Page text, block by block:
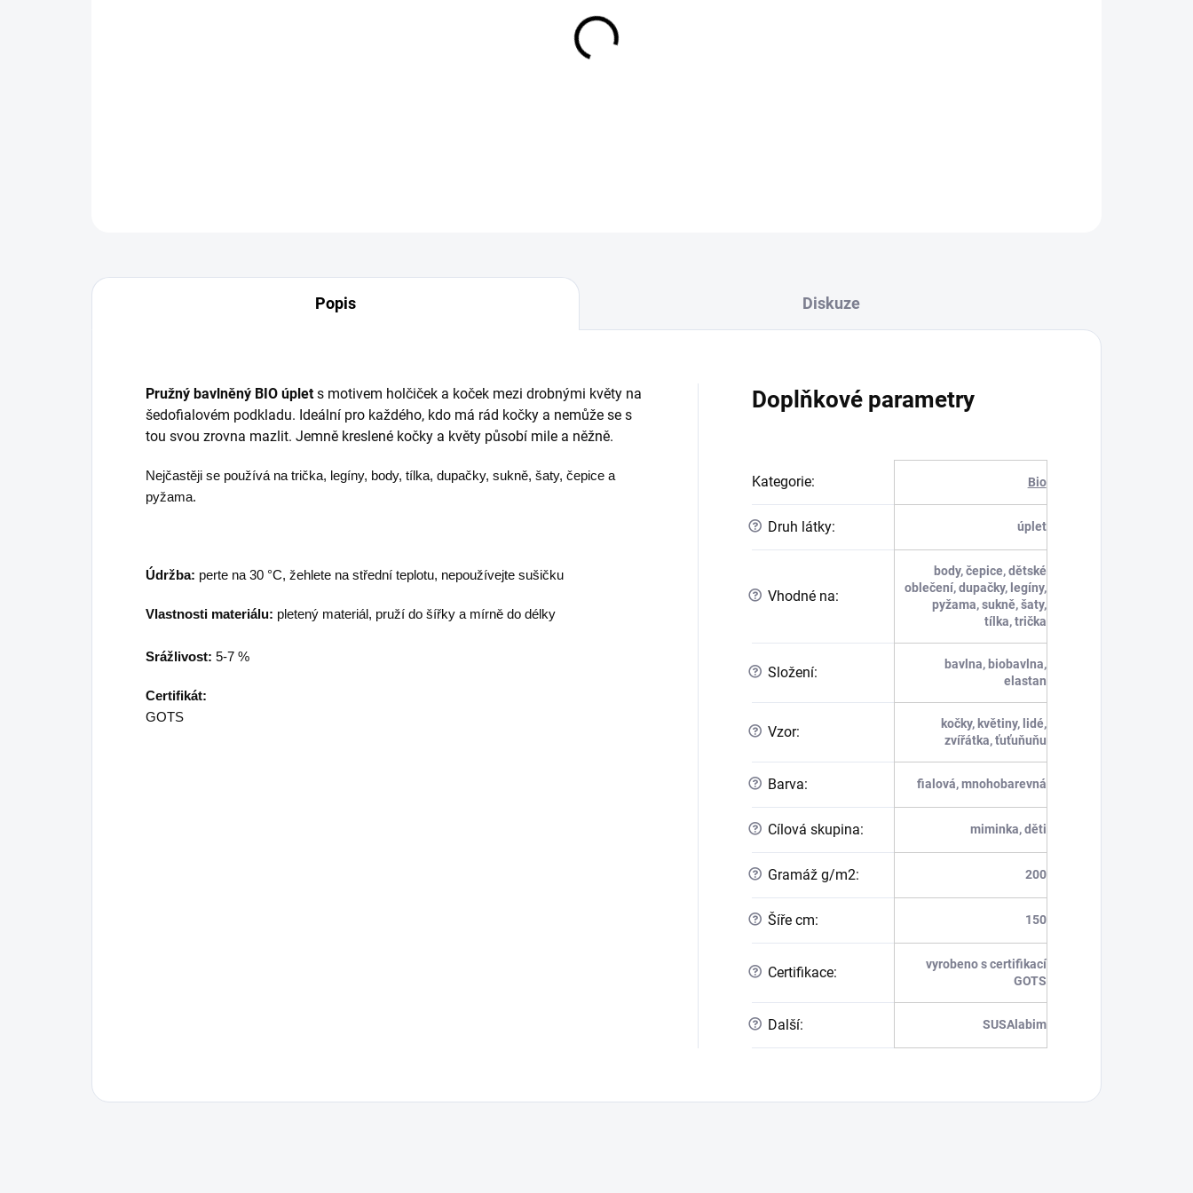
Dívka mazlící se s kočkou vytváří něžný motiv pro malé milovnice zvířat.
Popis Diskuze
Pružný bavlněný BIO úplets motivem holčiček a koček mezi drobnými květy na
šedofialovém podkladu. Ideální pro každého, kdo má rád kočky a nemůže se s
tou svou zrovna mazlit. Jemně kreslené kočky a květy působí mile a něžně.
Nejčastěji se používá na trička, legíny, body, tílka, dupačky, sukně, šaty, čepice a
pyžama.
Údržba: perte na 30 °C, žehlete na střední teplotu, nepoužívejte sušičku
Vlastnosti materiálu: pletený materiál, pruží do šířky a mírně do délky
Srážlivost: 5-7 %
Certifikát:
GOTS
Doplňkové parametry
Kategorie: Bio
? Druh látky: úplet
? Vhodné na:
body, čepice, dětské
oblečení, dupačky, legíny,
pyžama, sukně, šaty,
tílka, trička
? Složení:
bavlna, biobavlna,
elastan
? Vzor:
kočky, květiny, lidé,
zvířátka, ťuťuňuňu
? Barva: fialová, mnohobarevná
? Cílová skupina: miminka, děti
? Gramáž g/m2: 200
? Šíře cm: 150
? Certifikace:
vyrobeno s certifikací
GOTS
? Další: SUSAlabim